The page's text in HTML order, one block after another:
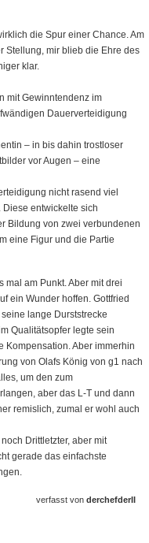
die Spur einer Chance. Am
Stellung, mir blieb die Ehre des
klar.
mit Gewinntendenz im
Dauerverteidigung
– in bis dahin trostloser
vor Augen – eine
nicht rasend viel
entwickelte sich
Bildung von zwei verbundenen
eine Figur und die Partie
am Punkt. Aber mit drei
ein Wunder hoffen. Gottfried
lange Durststrecke
Qualitätsopfer legte sein
Kompensation. Aber immerhin
von Olafs König von g1 nach
um den zum
aber das L-T und dann
remislich, zumal er wohl auch
Drittletzter, aber mit
gerade das einfachste
verfasst von derchefderII